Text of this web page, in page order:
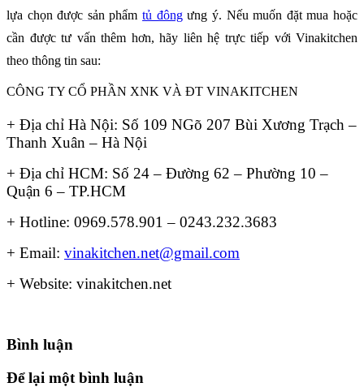
lựa chọn được sản phẩmtủ đôngưng ý. Nếu muốn đặt mua hoặc
cần được tư vấn thêm hơn, hãy liên hệ trực tiếp với Vinakitchen
theo thông tin sau:
CÔNG TY CỔ PHẦN XNK VÀ ĐT VINAKITCHEN
+ Địa chỉ Hà Nội: Số 109 NGõ 207 Bùi Xương Trạch –
Thanh Xuân – Hà Nội
+ Địa chỉ HCM: Số 24 – Đường 62 – Phường 10 –
Quận 6 – TP.HCM
+ Hotline: 0969.578.901 – 0243.232.3683
+ Email: vinakitchen.net@gmail.com
+ Website: vinakitchen.net
Bình luận
Để lại một bình luận